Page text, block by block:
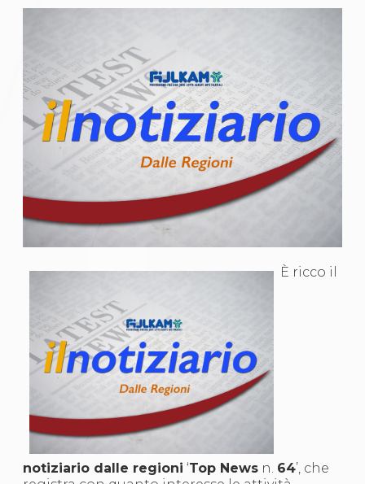
La disciplina
News
Gare e Risultati
Attività Didattica
Albi Federali
Karate
La disciplina
Gare e Risultati
Attività Didattica
Albi Federali
Arti marziali
Grappling
BJJ
Pancrazio/Pankration
S'istrumpa
News
Calendario Attività
Difesa Personale MGA
La disciplina
News
Merchandising
È ricco il
notiziario dalle regioni ‘Top News n. 64’, che